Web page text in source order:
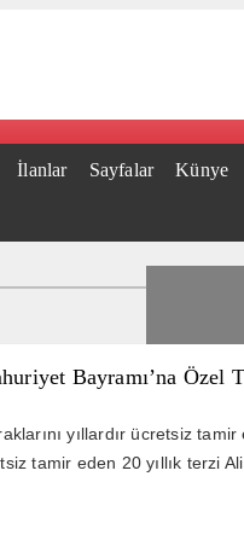
İlanlar Sayfalar Künye
Bayramı’na Özel
yıllardır ücretsiz
tamir eden 20 yıllık terzi